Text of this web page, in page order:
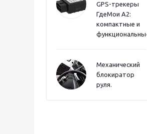
GPS-трекеры
ГдеМои А2:
компактные и
функциональные
Механический
блокиратор
руля.